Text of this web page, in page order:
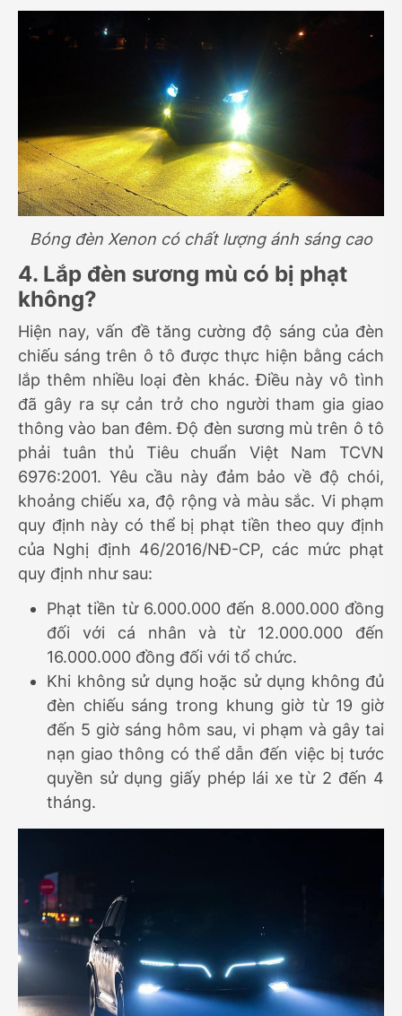
Bóng đèn Xenon có chất lượng ánh sáng cao
4. Lắp đèn sương mù có bị phạt
không?
Hiện nay, vấn đề tăng cường độ sáng của đèn
chiếu sáng trên ô tô được thực hiện bằng cách
lắp thêm nhiều loại đèn khác. Điều này vô tình
đã gây ra sự cản trở cho người tham gia giao
thông vào ban đêm. Độ đèn sương mù trên ô tô
phải tuân thủ Tiêu chuẩn Việt Nam TCVN
6976:2001. Yêu cầu này đảm bảo về độ chói,
khoảng chiếu xa, độ rộng và màu sắc. Vi phạm
quy định này có thể bị phạt tiền theo quy định
của Nghị định 46/2016/NĐ-CP, các mức phạt
quy định như sau:
Phạt tiền từ 6.000.000 đến 8.000.000 đồng
đối với cá nhân và từ 12.000.000 đến
16.000.000 đồng đối với tổ chức.
Khi không sử dụng hoặc sử dụng không đủ
đèn chiếu sáng trong khung giờ từ 19 giờ
đến 5 giờ sáng hôm sau, vi phạm và gây tai
nạn giao thông có thể dẫn đến việc bị tước
quyền sử dụng giấy phép lái xe từ 2 đến 4
tháng.